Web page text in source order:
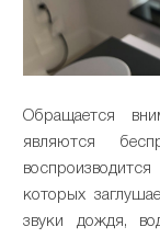
Обращается
являются
которых
звуки дождя,